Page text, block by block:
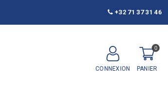
+32 71 37 31 46
CONNEXION
0
PANIER